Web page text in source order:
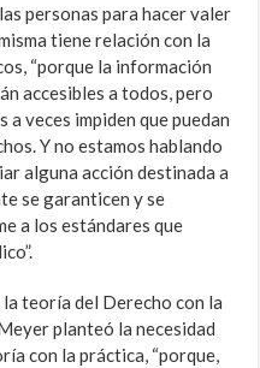
personas para hacer valer
tiene relación con la
“porque la información
accesibles a todos, pero
veces impiden que puedan
Y no estamos hablando
alguna acción destinada a
se garanticen y se
a los estándares que
teoría del Derecho con la
planteó la necesidad
con la práctica, “porque,